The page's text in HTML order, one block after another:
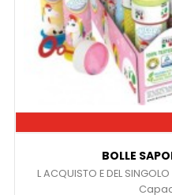
BOLLE
L ACQUISTO E DEL